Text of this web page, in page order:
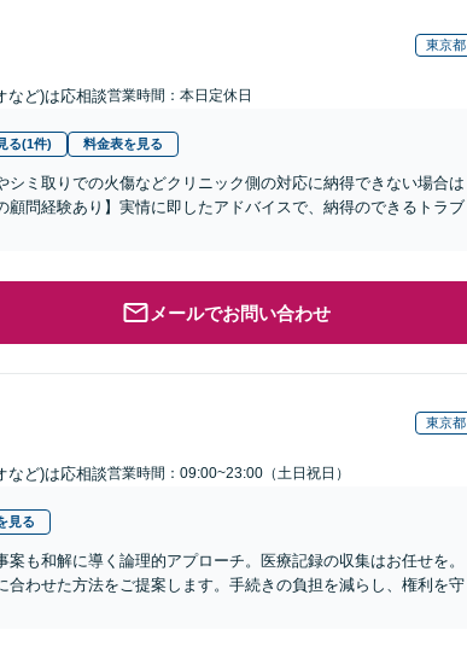
東京都
など)は応相談営業時間：本日定休日
る(1件) 料金表を見る
シミ取りでの火傷などクリニック側の対応に納得できない場合は
問経験あり】実情に即したアドバイスで、納得のできるトラブ
メールでお問い合わせ
東京都
など)は応相談営業時間：09:00~23:00（土日祝日）
見る
も和解に導く論理的アプローチ。医療記録の収集はお任せを。
わせた方法をご提案します。手続きの負担を減らし、権利を守